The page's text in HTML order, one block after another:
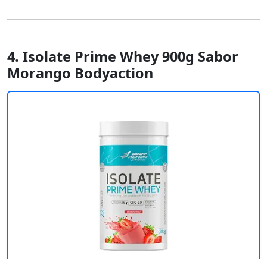
4. Isolate Prime Whey 900g Sabor
Morango Bodyaction